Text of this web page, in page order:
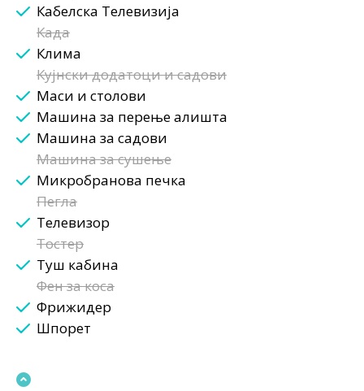
Кабелска Телевизија
Када
Клима
Кујнски додатоци и садови
Маси и столови
Машина за перење алишта
Машина за садови
Машина за сушење
Микробранова печка
Пегла
Телевизор
Тостер
Туш кабина
Фен за коса
Фрижидер
Шпорет